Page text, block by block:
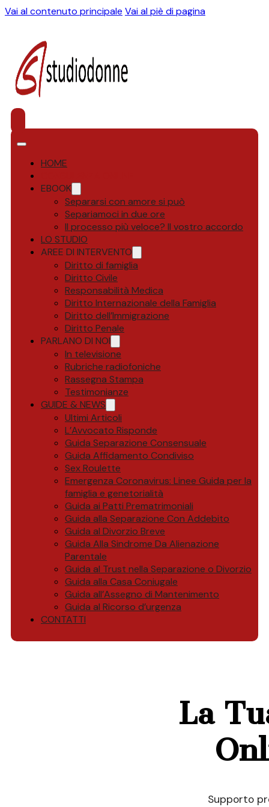
Vai al contenuto principale Vai al piè di pagina
HOME
EBOOK
Separarsi con amore si può
Separiamoci in due ore
Il processo più veloce? Il vostro accordo
LO STUDIO
AREE DI INTERVENTO
Diritto di famiglia
Diritto Civile
Responsabilità Medica
Diritto Internazionale della Famiglia
Diritto dell’Immigrazione
Diritto Penale
PARLANO DI NOI
In televisione
Rubriche radiofoniche
Rassegna Stampa
Testimonianze
GUIDE & NEWS
Ultimi Articoli
L’Avvocato Risponde
Guida Separazione Consensuale
Guida Affidamento Condiviso
Sex Roulette
Emergenza Coronavirus: Linee Guida per la
famiglia e genetorialità
Guida ai Patti Prematrimoniali
Guida alla Separazione Con Addebito
Guida al Divorzio Breve
Guida Alla Sindrome Da Alienazione
Parentale
Guida al Trust nella Separazione o Divorzio
Guida alla Casa Coniugale
Guida all’Assegno di Mantenimento
Guida al Ricorso d’urgenza
CONTATTI
La
Supporto